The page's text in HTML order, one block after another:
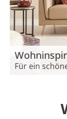
Für ein